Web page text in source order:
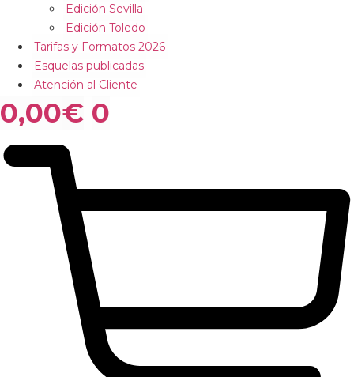
Edición Sevilla
Edición Toledo
Tarifas y Formatos 2026
Esquelas publicadas
Atención al Cliente
0,00€ 0